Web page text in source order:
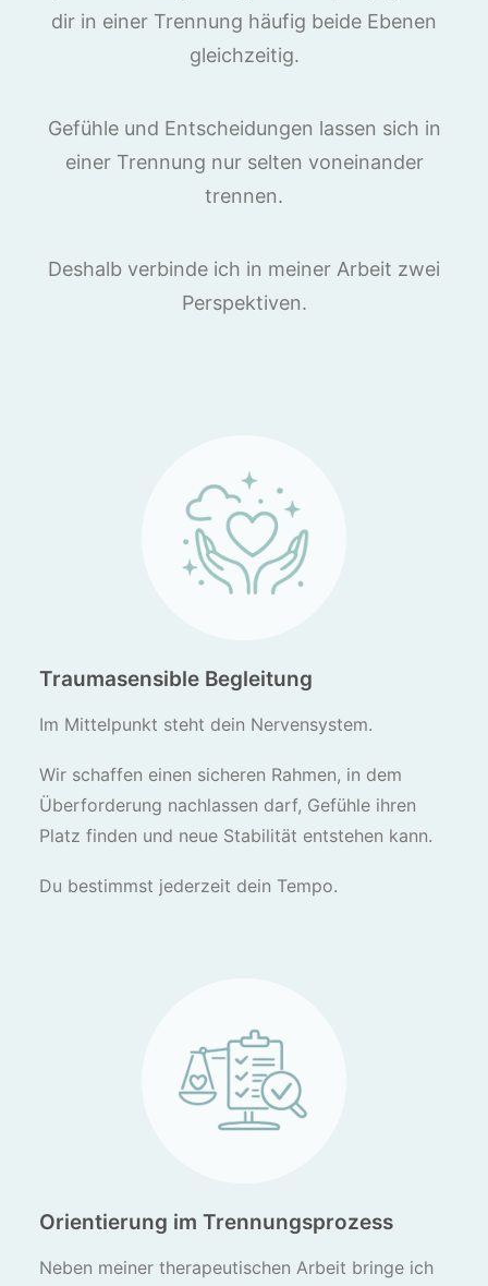
dir in einer Trennung häufig beide Ebenen
gleichzeitig.
Gefühle und Entscheidungen lassen sich in
einer Trennung nur selten voneinander
trennen.
Deshalb verbinde ich in meiner Arbeit zwei
Perspektiven.
Traumasensible Begleitung
Im Mittelpunkt steht dein Nervensystem.
Wir schaffen einen sicheren Rahmen, in dem
Überforderung nachlassen darf, Gefühle ihren
Platz finden und neue Stabilität entstehen kann.
Du bestimmst jederzeit dein Tempo.
Orientierung im Trennungsprozess
Neben meiner therapeutischen Arbeit bringe ich